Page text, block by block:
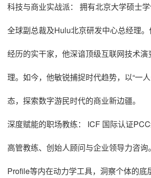
科技与商业实战派： 拥有北京大学硕士
全球副总裁及Hulu北京研发中心总经理
经历的实干家，他深谙顶级互联网技术演
理。如今，他敏锐捕捉时代趋势，以“一
态，探索数字游民时代的商业新边疆。
深度赋能的职场教练： ICF 国际认证
高管教练、创始人顾问与企业领导力咨
Profile等内在动力学工具，洞察个体的底